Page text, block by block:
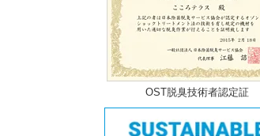
OST脱臭技術者認定証